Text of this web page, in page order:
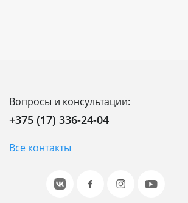
Вопросы и консультации:
+375 (17) 336-24-04
Все контакты